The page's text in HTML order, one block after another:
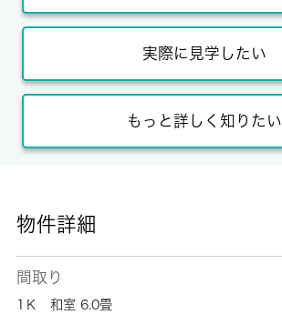
実際に見学したい
もっと詳しく知りたい
物件詳細
間取り
1Ｋ 和室 6.0畳